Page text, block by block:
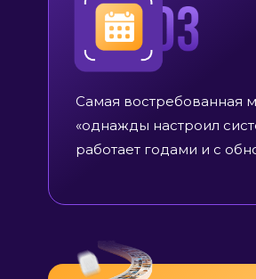
Самая востребованная
«однажды настроил
работает годами и с
ИИ-
комбайн,
который: